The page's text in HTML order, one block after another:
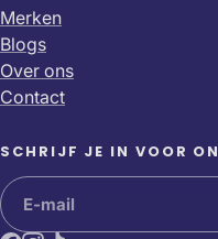
Merken
Blogs
Over ons
Contact
SCHRIJF JE IN VOOR